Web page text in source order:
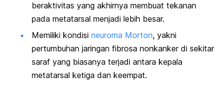
beraktivitas yang akhirnya membuat tekanan
pada metatarsal menjadi lebih besar.
Memiliki kondisi neuroma Morton, yakni
pertumbuhan jaringan fibrosa nonkanker di sekitar
saraf yang biasanya terjadi antara kepala
metatarsal ketiga dan keempat.